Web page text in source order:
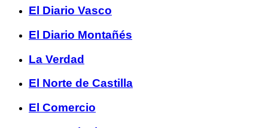
El Diario Vasco
El Diario Montañés
La Verdad
El Norte de Castilla
El Comercio